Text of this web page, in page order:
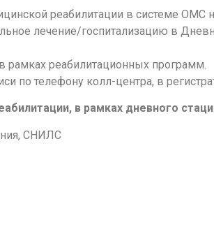
реабилитации в системе ОМС
лечение/госпитализацию в
реабилитационных программ.
по телефону колл-центра, в
в рамках дневного
СНИЛС